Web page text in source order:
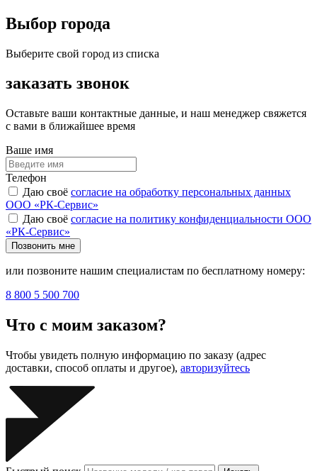
Выбор города
Выберите свой город из списка
заказать звонок
Оставьте ваши контактные данные, и наш менеджер свяжется
с вами в ближайшее время
Ваше имя
Телефон
Даю своё согласие на обработку персональных данных
ООО «РК-Сервис»
Даю своё согласие на политику конфиденциальности ООО
«РК-Сервис»
Позвонить мне
или позвоните нашим специалистам по бесплатному номеру:
8 800 5 500 700
Что с моим заказом?
Чтобы увидеть полную информацию по заказу (адрес
доставки, способ оплаты и другое), авторизуйтесь